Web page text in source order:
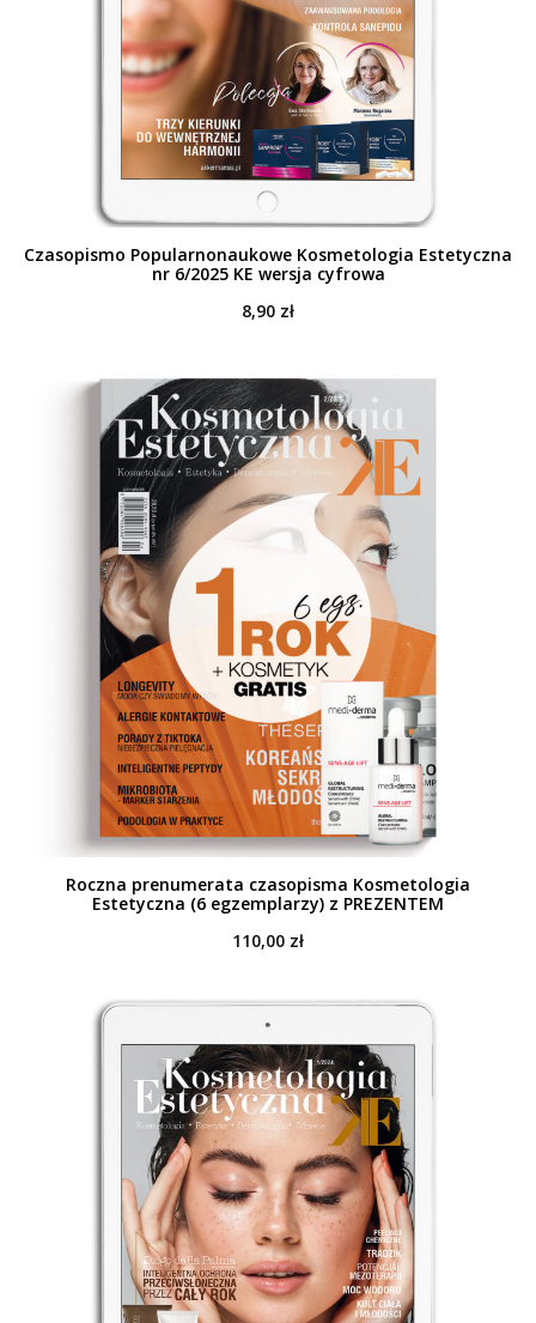
Czasopismo Popularnonaukowe Kosmetologia Estetyczna
nr 6/2025 KE wersja cyfrowa
8,90 zł
Roczna prenumerata czasopisma Kosmetologia
Estetyczna (6 egzemplarzy) z PREZENTEM
110,00 zł